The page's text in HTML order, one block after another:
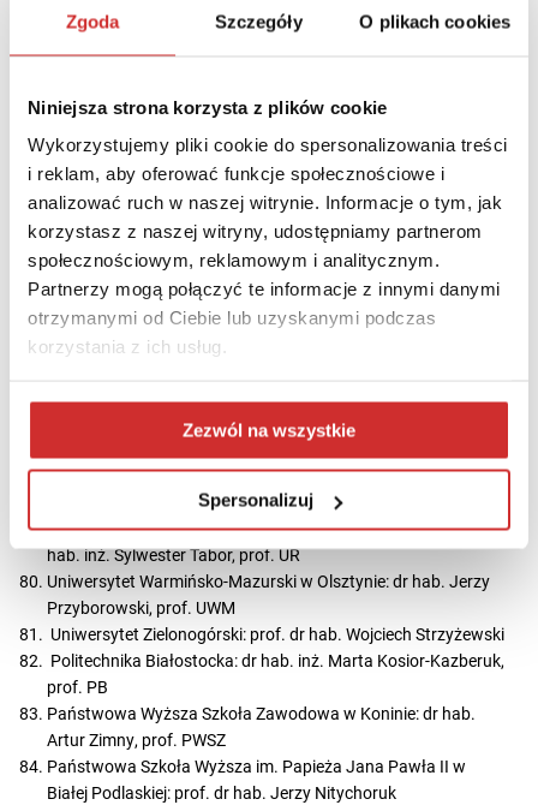
Zgoda Szczegóły O plikach cookies
Niniejsza strona korzysta z plików cookie
Wykorzystujemy pliki cookie do spersonalizowania treści
i reklam, aby oferować funkcje społecznościowe i
analizować ruch w naszej witrynie. Informacje o tym, jak
korzystasz z naszej witryny, udostępniamy partnerom
społecznościowym, reklamowym i analitycznym.
Partnerzy mogą połączyć te informacje z innymi danymi
otrzymanymi od Ciebie lub uzyskanymi podczas
korzystania z ich usług.
Zezwól na wszystkie
Spersonalizuj
Uniwersytet Przyrodniczo-Humanistyczny w Siedlcach: dr
hab. Mirosław Minkina, prof. UPH
Hańderek, prof. ASP
hab. Ryszard Czekalski
Uniwersytet Jana Kochanowskiego w Kielcach: prof. dr hab.
Stanisław Głuszek
Uniwersytet Muzyczny Fryderyka Chopina: prof. dr hab.
Klaudiusz Baran
Uniwersytet Technologiczno-Przyrodniczy im. Jana i Jędrzeja
Śniadeckich w Bydgoszczy: prof. dr hab. inż. Marek Adamski
Uniwersytet w Białymstoku: prof. dr hab. Robert Ciborowski
Akademia Muzyczna im. Stanisława Moniuszki w Gdańsku:
Uniwersytet Przyrodniczy w Poznaniu: prof. dr hab. Krzysztof
Uniwersytet Rolniczy im. Hugona Kołłątaja w Krakowie: dr
hab. inż. Sylwester Tabor, prof. UR
Uniwersytet Warmińsko-Mazurski w Olsztynie: dr hab. Jerzy
Przyborowski, prof. UWM
Uniwersytet Zielonogórski: prof. dr hab. Wojciech Strzyżewski
Politechnika Białostocka: dr hab. inż. Marta Kosior-Kazberuk,
prof. PB
Państwowa Wyższa Szkoła Zawodowa w Koninie: dr hab.
Artur Zimny, prof. PWSZ
Państwowa Szkoła Wyższa im. Papieża Jana Pawła II w
Białej Podlaskiej: prof. dr hab. Jerzy Nitychoruk